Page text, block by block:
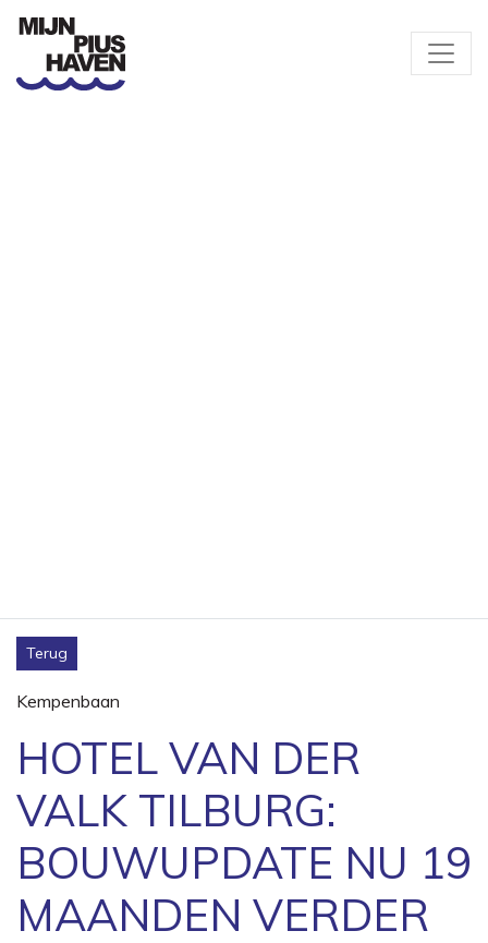
Terug
Kempenbaan
HOTEL VAN DER
VALK TILBURG:
BOUWUPDATE NU 19
MAANDEN VERDER